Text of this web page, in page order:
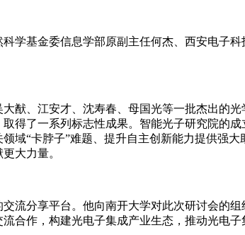
学基金委信息学部原副主任何杰、西安电子
猷、江安才、沈寿春、母国光等一批杰出的
得了一系列标志性成果。智能光子研究院的
域“卡脖子”难题、提升自主创新能力提供强
大力量。
流分享平台。他向南开大学对此次研讨会的
合作，构建光电子集成产业生态，推动光电子